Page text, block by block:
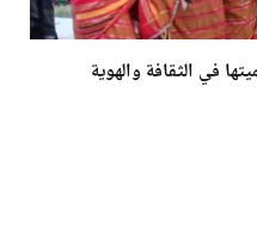
في الثقافة والهوية